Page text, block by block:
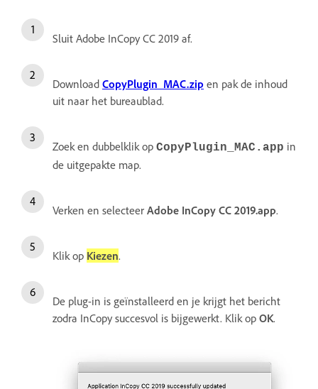
Sluit Adobe InCopy CC 2019 af.
Download CopyPlugin_MAC.zip en pak de inhoud
uit naar het bureaublad.
Zoek en dubbelklik op CopyPlugin_MAC.app in
de uitgepakte map.
Verken en selecteer Adobe InCopy CC 2019.app.
Klik op Kiezen.
De plug-in is geïnstalleerd en je krijgt het bericht
zodra InCopy succesvol is bijgewerkt. Klik op OK.